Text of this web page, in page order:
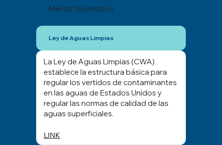
Marco Normativo
Ley de Aguas Limpias
La Ley de Aguas Limpias (CWA)
establece la estructura básica para
regular los vertidos de contaminantes
en las aguas de Estados Unidos y
regular las normas de calidad de las
aguas superficiales.
LINK